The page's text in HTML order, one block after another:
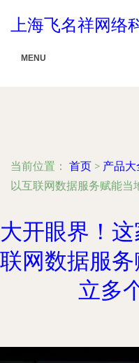
上海飞名祥网络
MENU
当前位置： 首页 > 产品大
以互联网数据服务赋能当
大开眼界！
联网数据服
立多